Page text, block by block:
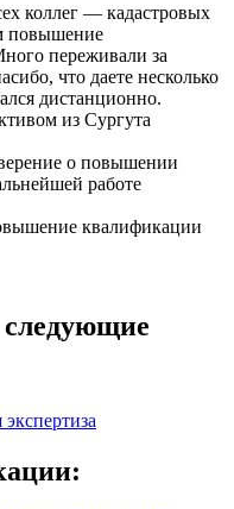
коллег — кадастровых
повышение
переживали за
что даете несколько
дистанционно.
из Сургута
о повышении
работе
квалификации
следующие